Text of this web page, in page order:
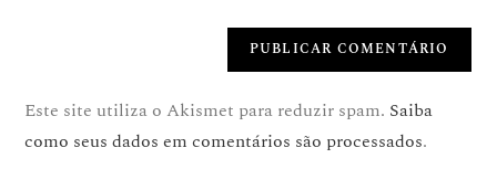
Este site utiliza o Akismet para reduzir spam. Saiba
como seus dados em comentários são processados.